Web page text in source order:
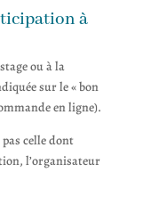
à
ou à la
sur le « bon
en ligne).
celle dont
l’organisateur